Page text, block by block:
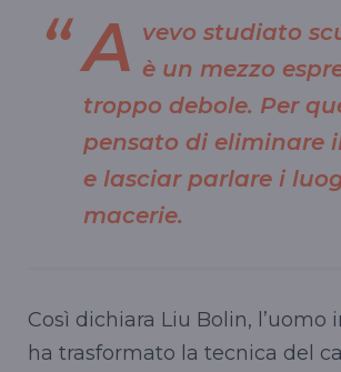
A vevo studiato
è un mezzo
troppo debole. Per
pensato di eliminare
e lasciar parlare i
macerie.
Così dichiara Liu Bolin, l’uomo
ha trasformato la tecnica del